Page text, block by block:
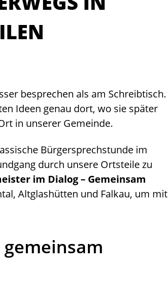
besprechen als am Schreibtisch.
Ideen genau dort, wo sie später
in unserer Gemeinde.
Bürgersprechstunde im
durch unsere Ortsteile zu
im Dialog – Gemeinsam
Altglashütten und Falkau, um mit